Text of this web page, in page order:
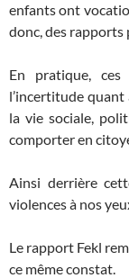
enfants ont
donc, des rapports
En pratique, ces
l’incertitude
la vie sociale,
comporter en
Ainsi derrière
violences à nos
Le rapport Fekl
ce même constat.